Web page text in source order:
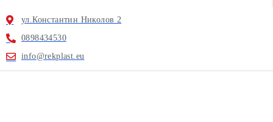
ул.Константин Николов 2
0898434530
info@rekplast.eu